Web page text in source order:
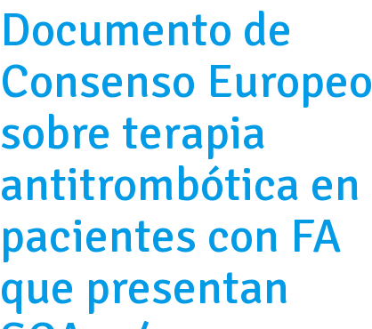
Documento de
Consenso Europeo
sobre terapia
antitrombótica en
pacientes con FA
que presentan